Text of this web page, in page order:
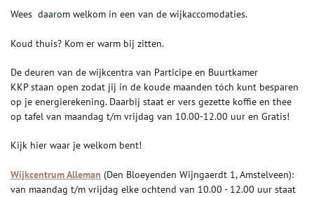
Wees daarom welkom in een van de wijkaccomodaties.
Koud thuis? Kom er warm bij zitten.
De deuren van de wijkcentra van Participe en Buurtkamer
KKP staan open zodat jij in de koude maanden tóch kunt besparen
op je energierekening. Daarbij staat er vers gezette koffie en thee
op tafel van maandag t/m vrijdag van 10.00-12.00 uur en Gratis!
Kijk hier waar je welkom bent!
Wijkcentrum Alleman (Den Bloeyenden Wijngaerdt 1, Amstelveen):
van maandag t/m vrijdag elke ochtend van 10.00 - 12.00 uur staat